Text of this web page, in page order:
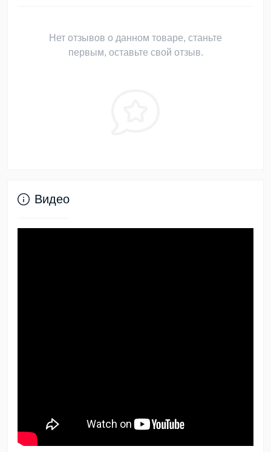
Нет отзывов о данном товаре, станьте
первым, оставьте свой отзыв.
Видео